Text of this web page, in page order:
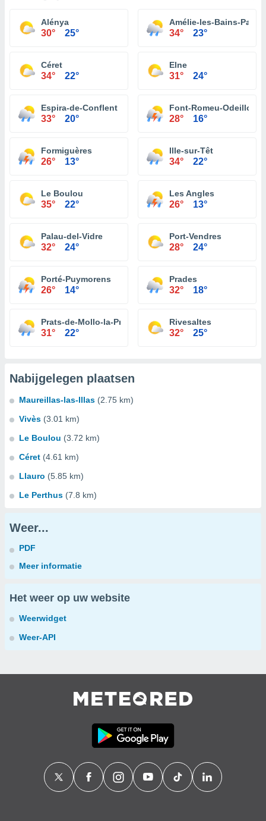
Alénya
30° 25°
Amélie-les-Bains-
34° 23°
Céret
34° 22°
Elne
31° 24°
Espira-de-Conflent
33° 20°
Font-Romeu-Odeillo-
28° 16°
Formiguères
26° 13°
Ille-sur-Têt
34° 22°
Le Boulou
35° 22°
Les Angles
26° 13°
Palau-del-Vidre
32° 24°
Port-Vendres
28° 24°
Porté-Puymorens
26° 14°
Prades
32° 18°
Prats-de-Mollo-la-Preste
31° 22°
Rivesaltes
32° 25°
Nabijgelegen plaatsen
Maureillas-las-Illas (2.75 km)
Vivès (3.01 km)
Le Boulou (3.72 km)
Céret (4.61 km)
Llauro (5.85 km)
Le Perthus (7.8 km)
Weer...
PDF
Meer informatie
Het weer op uw website
Weerwidget
Weer-API